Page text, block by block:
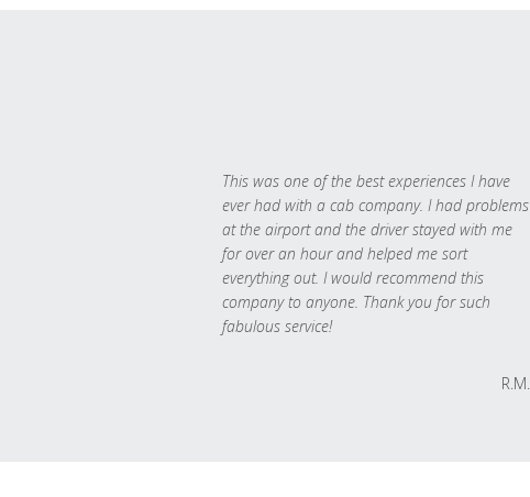
This was one of the best experiences I have
ever had with a cab company. I had problems
at the airport and the driver stayed with me
for over an hour and helped me sort
everything out. I would recommend this
company to anyone. Thank you for such
fabulous service!
R.M.